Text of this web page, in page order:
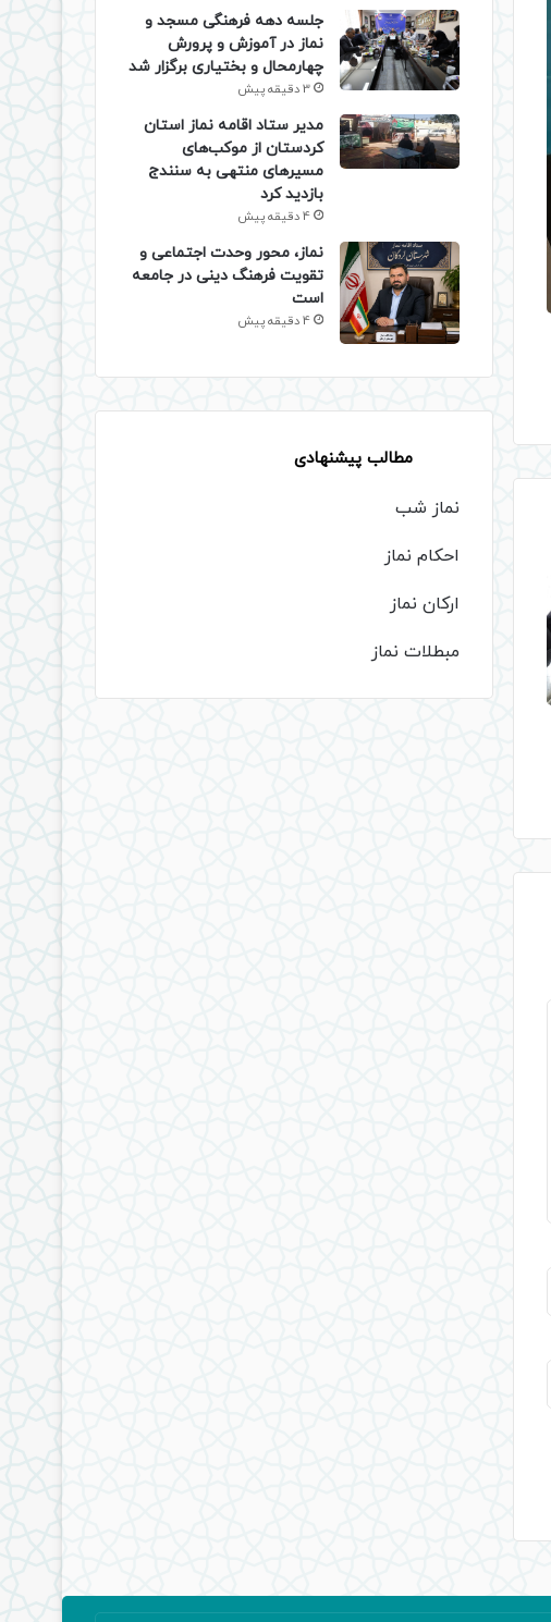
جلسه دهه فرهنگی مسجد و
نماز در آموزش و پرورش
چهارمحال و بختیاری برگزار شد
3 دقیقه پیش
مدیر ستاد اقامه نماز استان
کردستان از موکب‌های
مسیرهای منتهی به سنندج
بازدید کرد
4 دقیقه پیش
نماز، محور وحدت اجتماعی و
تقویت فرهنگ دینی در جامعه
است
4 دقیقه پیش
مطالب پیشنهادی
نماز شب
احکام نماز
ارکان نماز
مبطلات نماز